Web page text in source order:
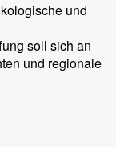
und
soll sich an
und regionale